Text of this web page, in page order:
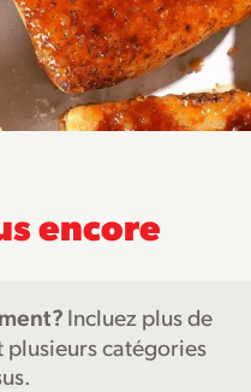
encore
Incluez plus de
plusieurs catégories